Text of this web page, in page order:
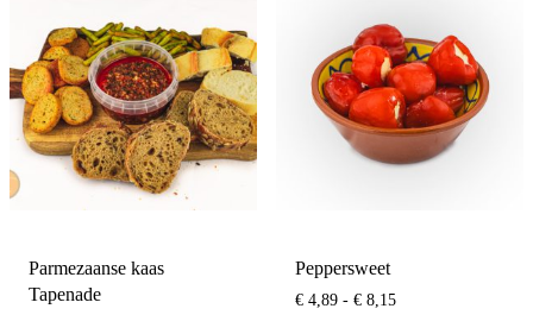
Parmezaanse kaas
Tapenade
Peppersweet
€ 4,89 - € 8,15Prijsklasse: